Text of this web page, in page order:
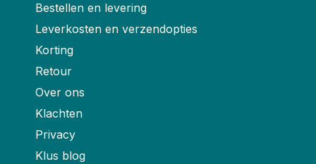
Bestellen en levering
Leverkosten en verzendopties
Korting
Retour
Over ons
Klachten
Privacy
Klus blog